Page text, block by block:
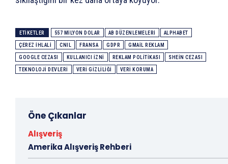
ETIKETLER 557 MILYON DOLAR AB DÜZENLEMELERI ALPHABET
ÇEREZ IHLALI CNIL FRANSA GDPR GMAIL REKLAM
GOOGLE CEZASI KULLANICI IZNI REKLAM POLITIKASI SHEIN CEZASI
TEKNOLOJI DEVLERI VERI GIZLILIĞI VERI KORUMA
Öne Çıkanlar
Alışveriş
Amerika Alışveriş Rehberi